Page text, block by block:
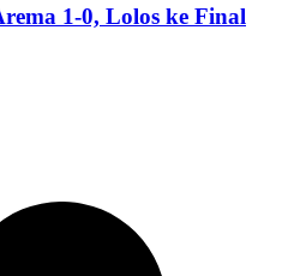
1-0, Lolos ke Final